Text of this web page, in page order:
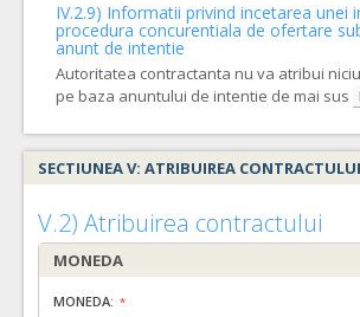
IV.2.9) Informatii privind incetarea unei
procedura concurentiala de ofertare
anunt de intentie
Autoritatea contractanta nu va atribui
pe baza anuntului de intentie de mai sus
SECTIUNEA V: ATRIBUIREA CONTRACTULUI
V.2) Atribuirea contractului
MONEDA
MONEDA: